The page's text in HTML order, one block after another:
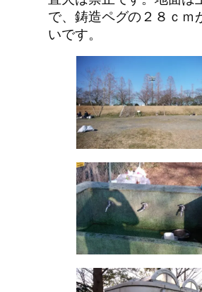
で、鋳造ペグの２８ｃｍ
いです。